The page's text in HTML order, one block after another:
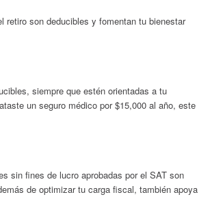
retiro son deducibles y fomentan tu bienestar
siempre que estén orientadas a tu
un seguro médico por $15,000 al año, este
sin fines de lucro aprobadas por el SAT son
de optimizar tu carga fiscal, también apoya